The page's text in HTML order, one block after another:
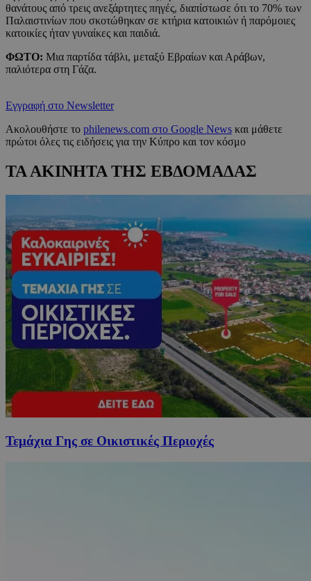
θανάτους από τρεις ανεξάρτητες πηγές, διαπίστωσε ότι το 70% των
Παλαιστινίων που σκοτώθηκαν σε κτήρια κατοικιών ή παρόμοιες
κατοικίες ήταν γυναίκες και παιδιά.
ΦΩΤΟ: Μια παρτίδα τάβλι, μεταξύ Εβραίων και Αράβων,
παλιότερα στη Γάζα.
Εγγραφή στο Newsletter
Ακολουθήστε το philenews.com στο Google News και μάθετε
πρώτοι όλες τις ειδήσεις για την Κύπρο και τον κόσμο
ΤΑ ΑΚΙΝΗΤΑ ΤΗΣ ΕΒΔΟΜΑΔΑΣ
Τεμάχια Γης σε Οικιστικές Περιοχές